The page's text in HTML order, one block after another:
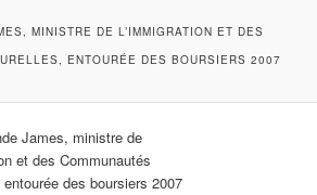
MINISTRE DE L’IMMIGRATION ET DES
ENTOURÉE DES BOURSIERS 2007
James, ministre de
et des Communautés
des boursiers 2007